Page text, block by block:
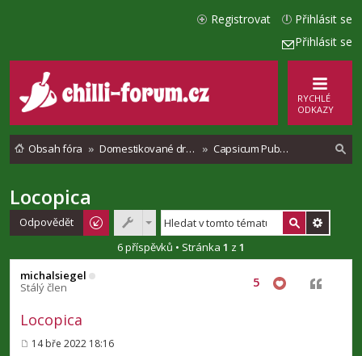
Přihlásit se
Přihlásit se
Registrovat
RYCHLÉ
ODKAZY
Obsah fóra Domestikované druhy chilli paprik Capsicum Pubescenses
a
Locopica
Odpovědět
6 příspěvků • Stránka 1 z 1
michalsiegel
Stálý člen
Locopica
5 Citovat
14 bře 2022 18:16